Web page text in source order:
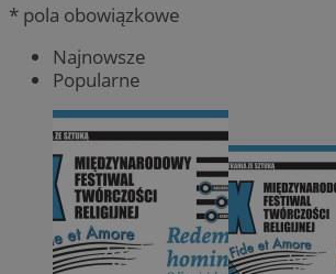
* pola obowiązkowe
Najnowsze
Popularne